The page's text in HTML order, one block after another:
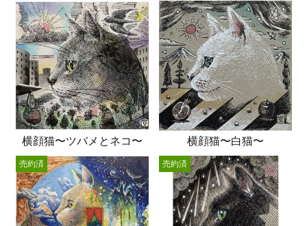
横顔猫〜ツバメとネコ〜 横顔猫〜白猫〜
売約済 売約済